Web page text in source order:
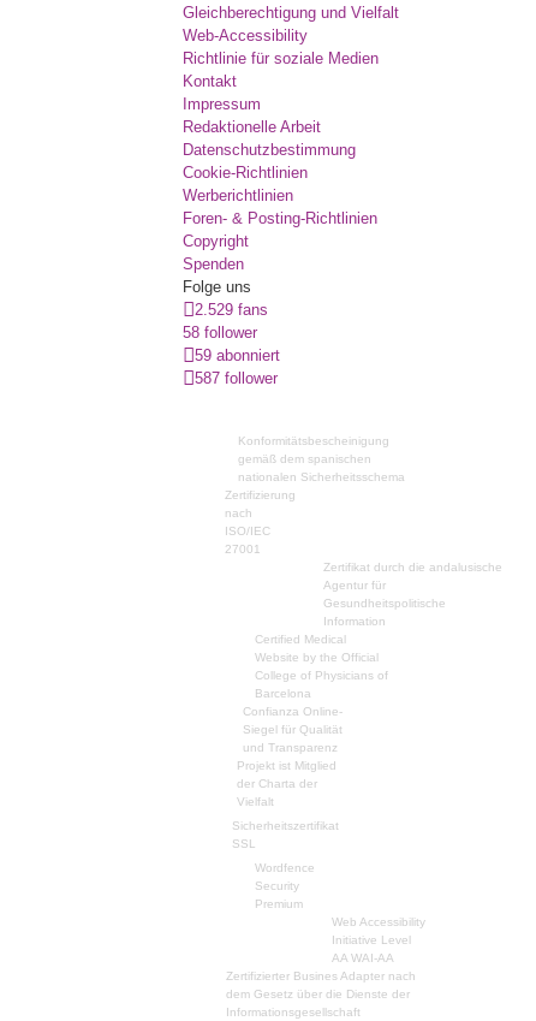
Gleichberechtigung und Vielfalt
Web-Accessibility
Richtlinie für soziale Medien
Kontakt
Impressum
Redaktionelle Arbeit
Datenschutzbestimmung
Cookie-Richtlinien
Werberichtlinien
Foren- & Posting-Richtlinien
Copyright
Spenden
Folge uns
2.529 fans
58 follower
59 abonniert
587 follower
Konformitätsbescheinigung
gemäß dem spanischen
nationalen Sicherheitsschema
Zertifizierung
nach
ISO/IEC
27001
Zertifikat durch die andalusische
Agentur für
Gesundheitspolitische
Information
Certified Medical
Website by the Official
College of Physicians of
Barcelona
Confianza Online-
Siegel für Qualität
und Transparenz
Projekt ist Mitglied
der Charta der
Vielfalt
Sicherheitszertifikat
SSL
Wordfence
Security
Premium
Web Accessibility
Initiative Level
AA WAI-AA
Zertifizierter Busines Adapter nach
dem Gesetz über die Dienste der
Informationsgesellschaft